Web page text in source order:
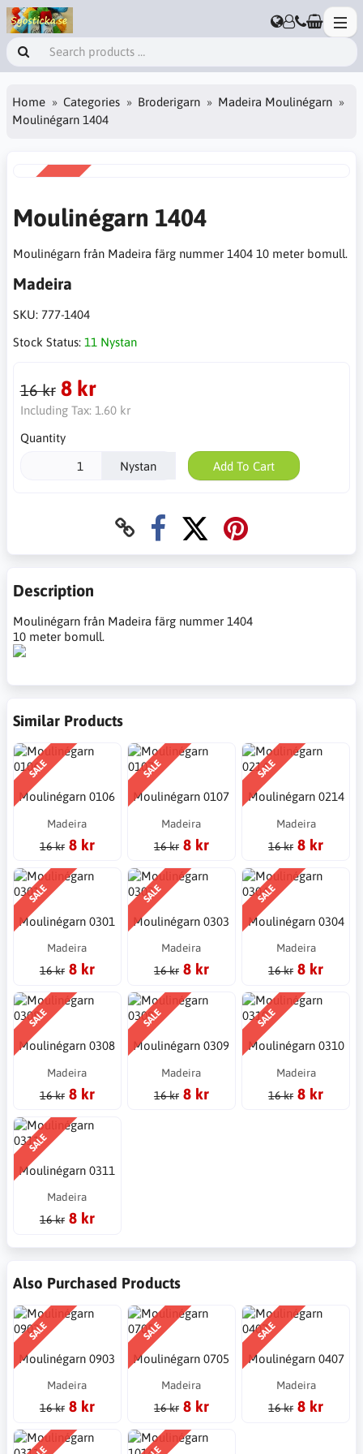
Home Categories Broderigarn
Madeira Moulinégarn
Moulinégarn 1404
Moulinégarn 1404
Moulinégarn från Madeira färg nummer 1404 10 meter bomull.
Madeira
SKU: 777-1404
Stock Status: 11 Nystan
16 kr 8 kr
Including Tax: 1.60 kr
Quantity
Nystan Add To Cart
Description
Moulinégarn från Madeira färg nummer 1404
10 meter bomull.
Similar Products
SALE
Moulinégarn 0106
Madeira
16 kr 8 kr
SALE
Moulinégarn 0107
Madeira
16 kr 8 kr
SALE
Moulinégarn 0214
Madeira
16 kr 8 kr
SALE
Moulinégarn 0301
Madeira
16 kr 8 kr
SALE
Moulinégarn 0303
Madeira
16 kr 8 kr
SALE
Moulinégarn 0304
Madeira
16 kr 8 kr
SALE
Moulinégarn 0308
Madeira
16 kr 8 kr
SALE
Moulinégarn 0309
Madeira
16 kr 8 kr
SALE
Moulinégarn 0310
Madeira
16 kr 8 kr
SALE
Moulinégarn 0311
Madeira
16 kr 8 kr
Also Purchased Products
SALE
Moulinégarn 0903
Madeira
16 kr 8 kr
SALE
Moulinégarn 0705
Madeira
16 kr 8 kr
SALE
Moulinégarn 0407
Madeira
16 kr 8 kr